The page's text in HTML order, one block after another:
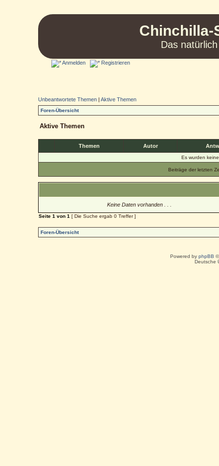
Chinchilla-
Das
Anmelden Registrieren
Unbeantwortete Themen |Aktive Themen
Foren-Übersicht
Aktive Themen
Themen Autor
Es wurden
Beiträge der letzten
Keine Daten vorhanden . . .
Seite1 von1 [ Die Suche ergab 0 Treffer ]
Foren-Übersicht
Powered by phpBB
Deutsche